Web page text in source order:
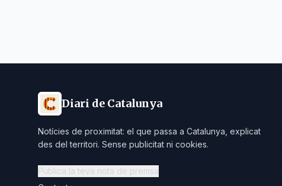
Diari de Catalunya
Notícies de proximitat: el que passa a Catalunya, explicat
des del territori. Sense publicitat ni cookies.
Publica la teva nota de premsa